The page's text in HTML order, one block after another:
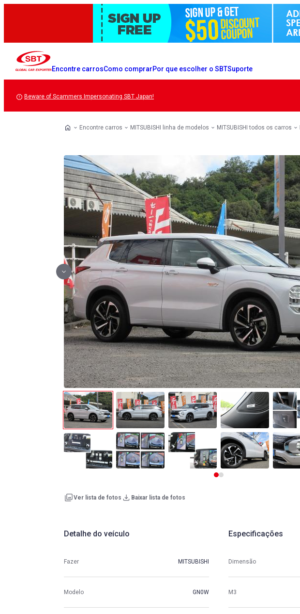
Encontre carrosComo comprarPor que escolher o SBTSuporte
Beware of Scammers Impersonating SBT Japan!
Encontre carros MITSUBISHI linha de modelos MITSUBISHI todos os carros
Ver lista de fotos Baixar lista de fotos
Detalhe do veículo
Fazer MITSUBISHI
Modelo GN0W
Especificações
Dimensão
M3